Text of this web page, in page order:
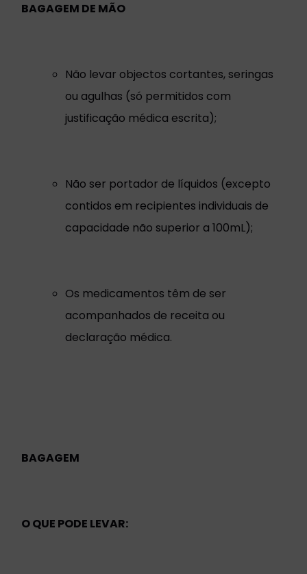
BAGAGEM DE MÃO
Não levar objectos cortantes, seringas
ou agulhas (só permitidos com
justificação médica escrita);
Não ser portador de líquidos (excepto
contidos em recipientes individuais de
capacidade não superior a 100mL);
Os medicamentos têm de ser
acompanhados de receita ou
declaração médica.
BAGAGEM
O QUE PODE LEVAR: